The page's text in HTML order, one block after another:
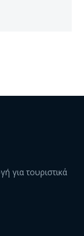
για τουριστικά